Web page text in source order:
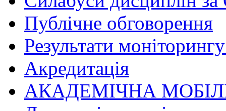
Публічне обговорення
Результати
Акредитація
АКАДЕМІЧНА